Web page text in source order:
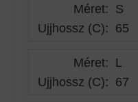
Méret: S
Ujjhossz (C): 65
Méret: L
Ujjhossz (C): 67